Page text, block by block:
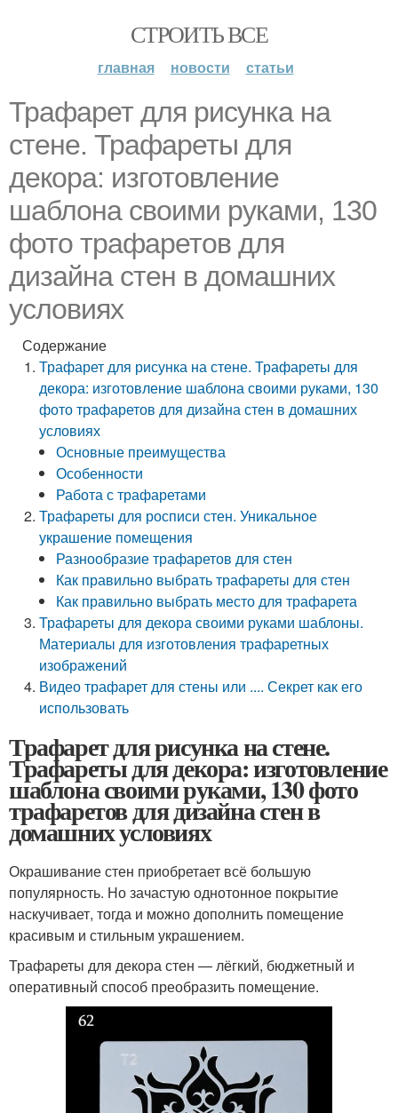
СТРОИТЬ ВСЕ
главная новости статьи
Трафарет для рисунка на
стене. Трафареты для
декора: изготовление
шаблона своими руками, 130
фото трафаретов для
дизайна стен в домашних
условиях
Содержание
Трафарет для рисунка на стене. Трафареты для
декора: изготовление шаблона своими руками, 130
фото трафаретов для дизайна стен в домашних
условиях
Основные преимущества
Особенности
Работа с трафаретами
Трафареты для росписи стен. Уникальное
украшение помещения
Разнообразие трафаретов для стен
Как правильно выбрать трафареты для стен
Как правильно выбрать место для трафарета
Трафареты для декора своими руками шаблоны.
Материалы для изготовления трафаретных
изображений
Видео трафарет для стены или .... Секрет как его
использовать
Трафарет для рисунка на стене.
Трафареты для декора: изготовление
шаблона своими руками, 130 фото
трафаретов для дизайна стен в
домашних условиях
Окрашивание стен приобретает всё большую
популярность. Но зачастую однотонное покрытие
наскучивает, тогда и можно дополнить помещение
красивым и стильным украшением.
Трафареты для декора стен — лёгкий, бюджетный и
оперативный способ преобразить помещение.